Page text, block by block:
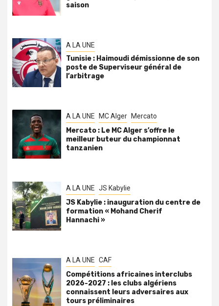
saison
A LA UNE
Tunisie : Haimoudi démissionne de son
poste de Superviseur général de
l’arbitrage
A LA UNE MC Alger Mercato
Mercato : Le MC Alger s’offre le
meilleur buteur du championnat
tanzanien
A LA UNE JS Kabylie
JS Kabylie : inauguration du centre de
formation « Mohand Cherif
Hannachi »
A LA UNE CAF
Compétitions africaines interclubs
2026-2027 : les clubs algériens
connaissent leurs adversaires aux
tours préliminaires